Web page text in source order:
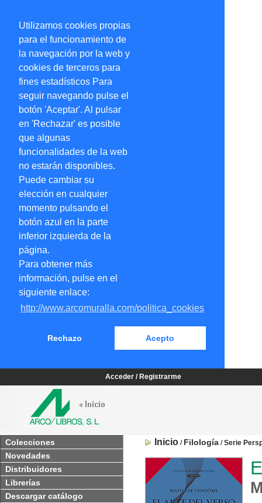
Utilizamos cookies propias
para el funcionamiento de
la navegación por la web y
cookies de terceros para
fines estadísticos Para
seguir navegando pulse el
botón 'Aceptar'. Al pulsar
en 'Rechazar' es posible
que algunas
funcionalidades de la web
no estarán disponibles.
Puede cambiar su
elección en cualquier
momento pulsando el
botón azul en la parte
inferior izquierda de la
página.
Para obtener más
información, pulse en el
siguiente enlace:
http://www.arcomuralla.com/politica_cookies
Rechazo Acepto
Acceder / Registrarme
Colecciones
Novedades
Distribuidores
Librerías
Descargar catálogo
Inicio / Filología /Serie